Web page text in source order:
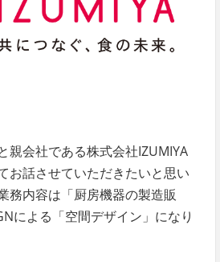
親会社である株式会社IZUMIYA
お話させていただきたいと思い
務内容は「厨房機器の製造販
による「空間デザイン」になり